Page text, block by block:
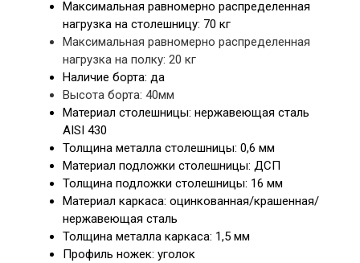
Максимальная равномерно распределенная
нагрузка на столешницу: 70 кг
Максимальная равномерно распределенная
нагрузка на полку: 20 кг
Наличие борта: да
Высота борта: 40мм
Материал столешницы: нержавеющая сталь
AISI 430
Толщина металла столешницы: 0,6 мм
Материал подложки столешницы: ДСП
Толщина подложки столешницы: 16 мм
Материал каркаса: оцинкованная/крашенная/
нержавеющая сталь
Толщина металла каркаса: 1,5 мм
Профиль ножек: уголок